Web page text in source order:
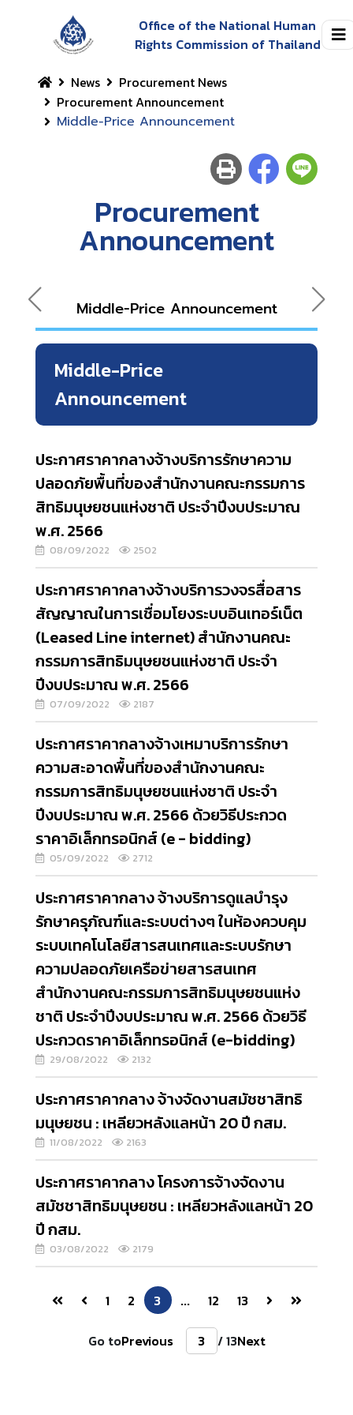
Office of the National Human
Rights Commission of Thailand
News
Procurement News
Procurement Announcement
Middle-Price Announcement
Procurement
Announcement
Middle-Price Announcement
Middle-Price
Announcement
ประกาศราคากลางจ้างบริการรักษาความ
ปลอดภัยพื้นที่ของสำนักงานคณะกรรมการ
สิทธิมนุษยชนแห่งชาติ ประจำปีงบประมาณ
พ.ศ. 2566
08/09/2022 2502
ประกาศราคากลางจ้างบริการวงจรสื่อสาร
สัญญาณในการเชื่อมโยงระบบอินเทอร์เน็ต
(Leased Line internet) สำนักงานคณะ
กรรมการสิทธิมนุษยชนแห่งชาติ ประจำ
ปีงบประมาณ พ.ศ. 2566
07/09/2022 2187
ประกาศราคากลางจ้างเหมาบริการรักษา
ความสะอาดพื้นที่ของสำนักงานคณะ
กรรมการสิทธิมนุษยชนแห่งชาติ ประจำ
ปีงบประมาณ พ.ศ. 2566 ด้วยวิธีประกวด
ราคาอิเล็กทรอนิกส์ (e - bidding)
05/09/2022 2712
ประกาศราคากลาง จ้างบริการดูแลบำรุง
รักษาครุภัณฑ์และระบบต่างๆ ในห้องควบคุม
ระบบเทคโนโลยีสารสนเทศและระบบรักษา
ความปลอดภัยเครือข่ายสารสนเทศ
สำนักงานคณะกรรมการสิทธิมนุษยชนแห่ง
ชาติ ประจำปีงบประมาณ พ.ศ. 2566 ด้วยวิธี
ประกวดราคาอิเล็กทรอนิกส์ (e-bidding)
29/08/2022 2132
ประกาศราคากลาง จ้างจัดงานสมัชชาสิทธิ
มนุษยชน : เหลียวหลังแลหน้า 20 ปี กสม.
11/08/2022 2163
ประกาศราคากลาง โครงการจ้างจัดงาน
สมัชชาสิทธิมนุษยชน : เหลียวหลังแลหน้า 20
ปี กสม.
03/08/2022 2179
1 2 3 ... 12 13
Go toPrevious / 13Next